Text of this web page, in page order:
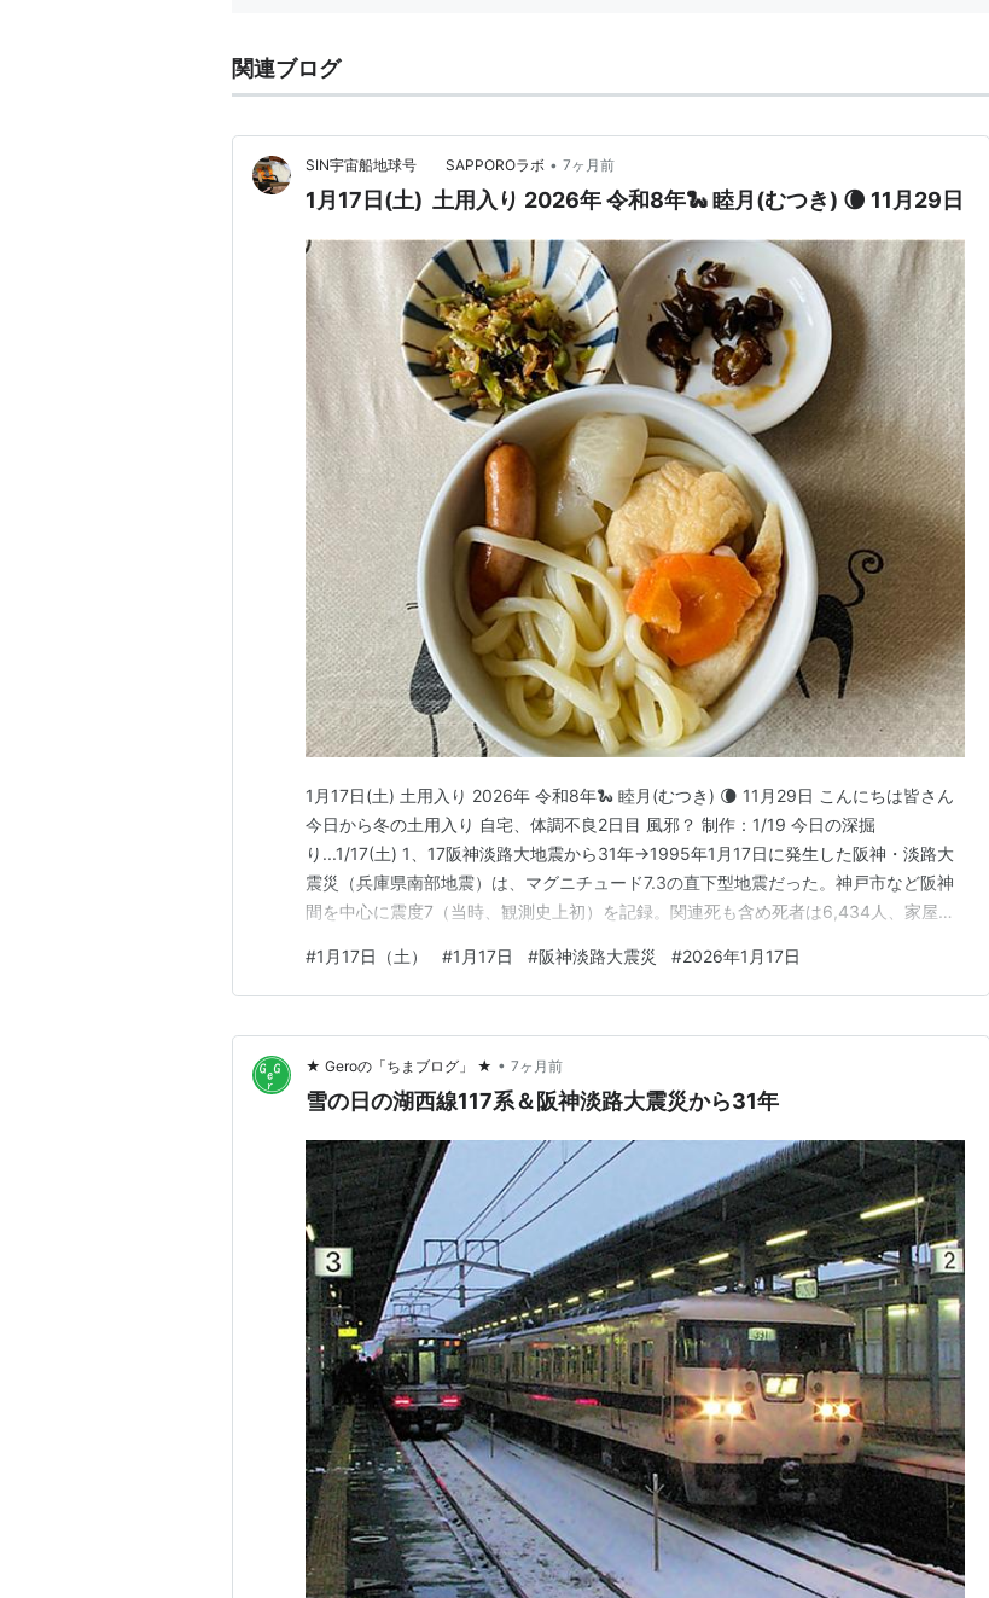
関連ブログ
SIN宇宙船地球号 SAPPOROラボ • 7ヶ月前
1月17日(土) 土用入り 2026年 令和8年🐍 睦月(むつき) 🌘 11月29日
1月17日(土) 土用入り 2026年 令和8年🐍 睦月(むつき) 🌘 11月29日 こんにちは皆さん
今日から冬の土用入り 自宅、体調不良2日目 風邪？ 制作：1/19 今日の深掘
り...1/17(土) 1、17阪神淡路大地震から31年→1995年1月17日に発生した阪神・淡路大
震災（兵庫県南部地震）は、マグニチュード7.3の直下型地震だった。神戸市など阪神
間を中心に震度7（当時、観測史上初）を記録。関連死も含め死者は6,434人、家屋の
朝の発生のために家屋倒壊や火災などによる犠牲者が多かった。通電火災や家具など
の…
#1月17日（土） #1月17日 #阪神淡路大震災 #2026年1月17日
★ Geroの「ちまブログ」 ★ • 7ヶ月前
雪の日の湖西線117系＆阪神淡路大震災から31年